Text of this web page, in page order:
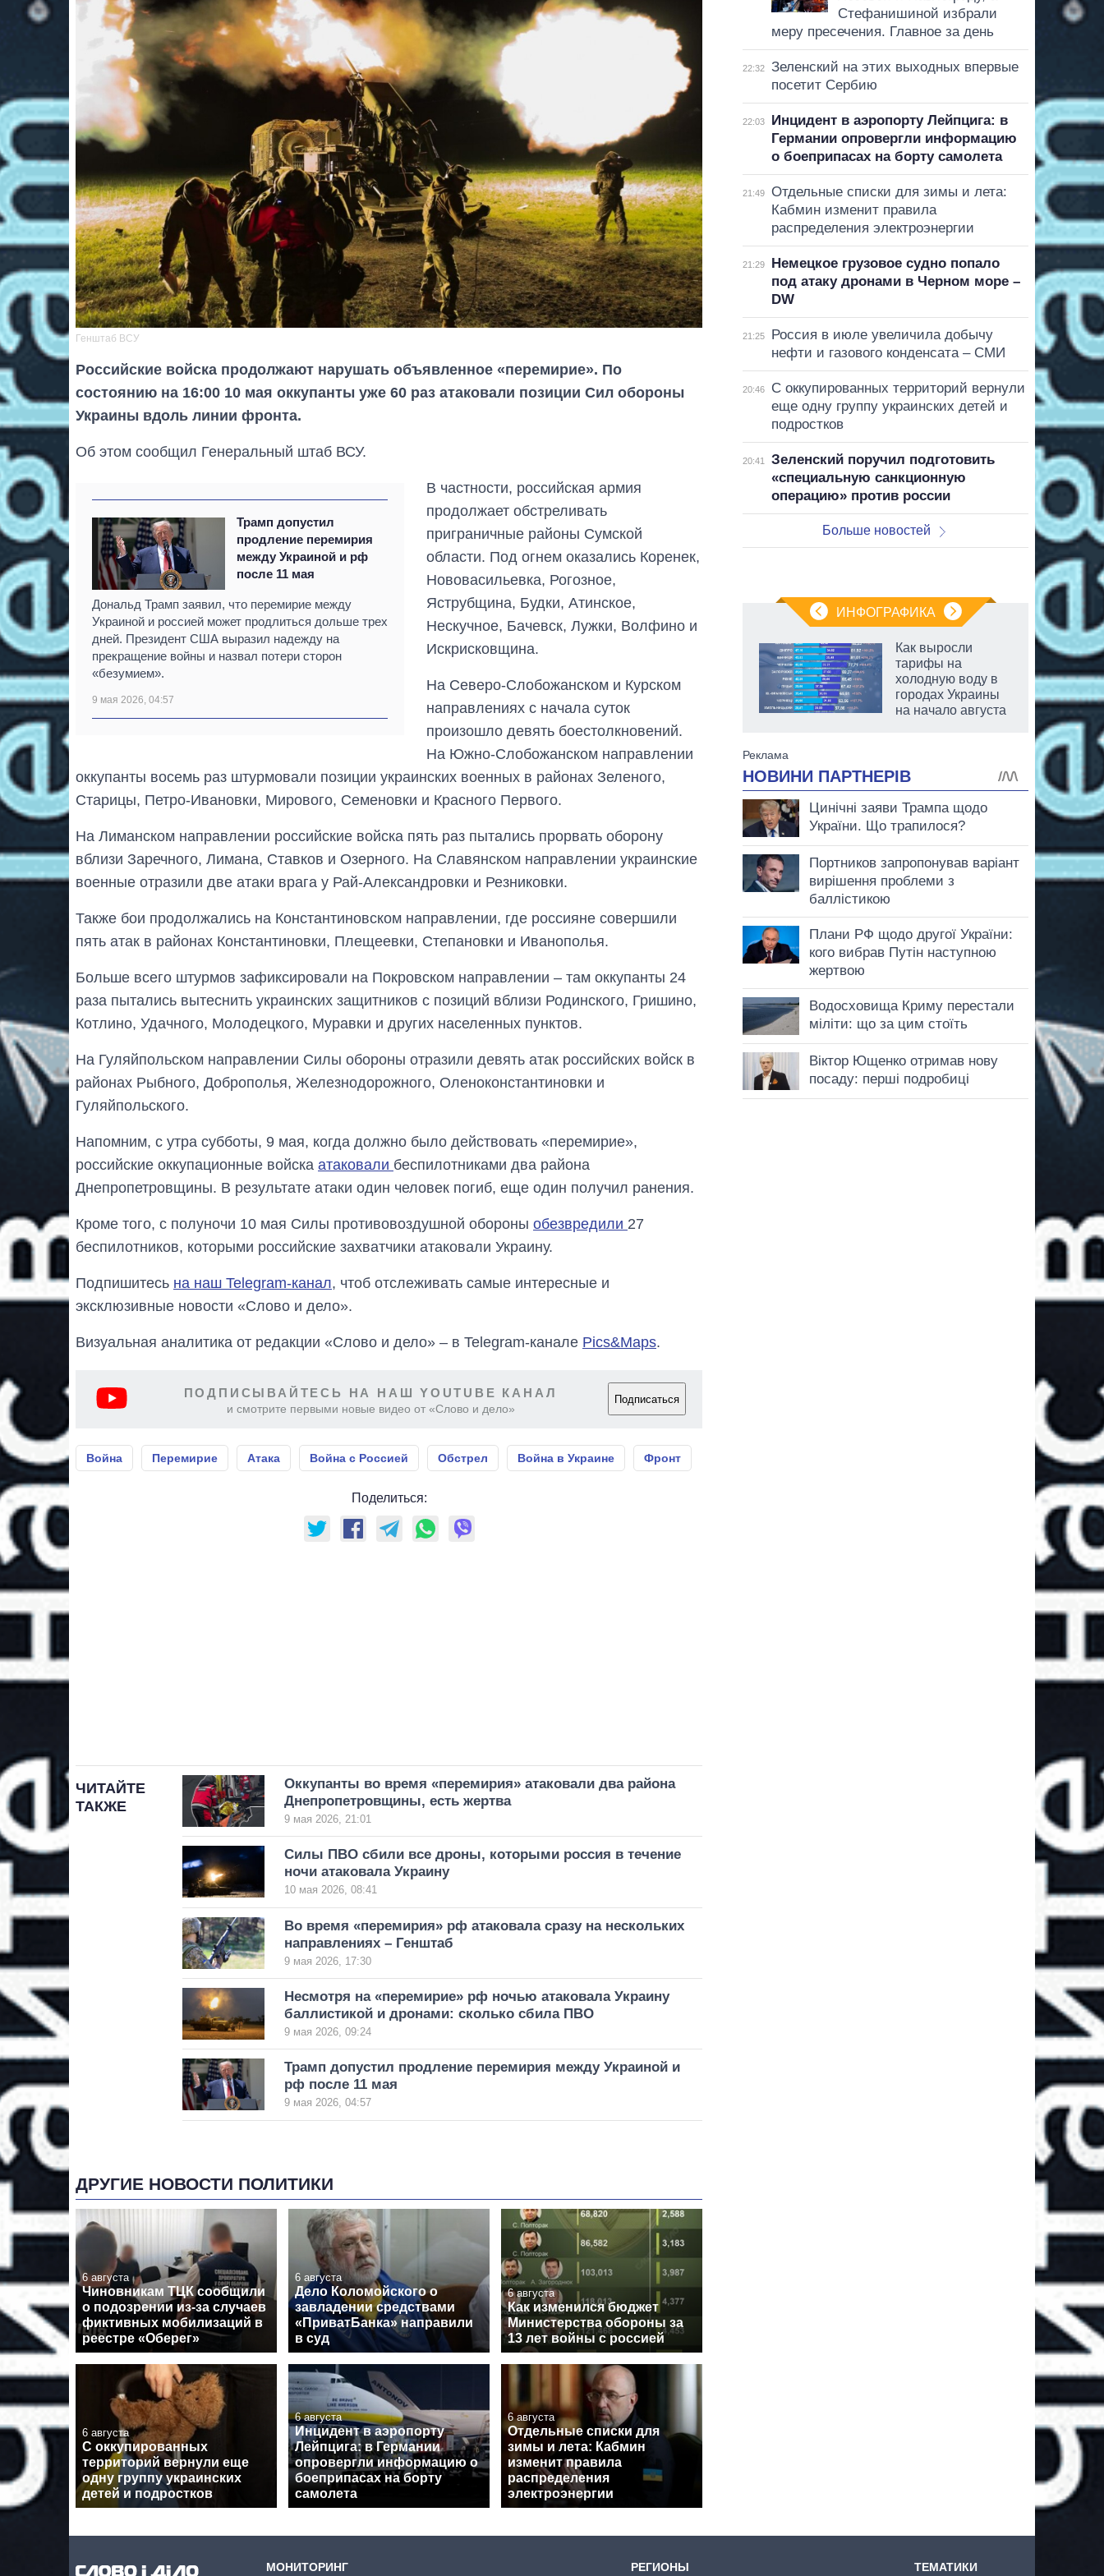
Генштаб ВСУ
Российские войска продолжают нарушать объявленное «перемирие». По
состоянию на 16:00 10 мая оккупанты уже 60 раз атаковали позиции Сил обороны
Украины вдоль линии фронта.
Об этом сообщил Генеральный штаб ВСУ.
Трамп допустил
продление перемирия
между Украиной и рф
после 11 мая
Дональд Трамп заявил, что перемирие между
Украиной и россией может продлиться дольше трех
дней. Президент США выразил надежду на
прекращение войны и назвал потери сторон
«безумием».
9 мая 2026, 04:57
В частности, российская армия
продолжает обстреливать
приграничные районы Сумской
области. Под огнем оказались Коренек,
Нововасильевка, Рогозное,
Яструбщина, Будки, Атинское,
Нескучное, Бачевск, Лужки, Волфино и
Искрисковщина.
На Северо-Слобожанском и Курском
направлениях с начала суток
произошло девять боестолкновений.
На Южно-Слобожанском направлении
оккупанты восемь раз штурмовали позиции украинских военных в районах Зеленого,
Старицы, Петро-Ивановки, Мирового, Семеновки и Красного Первого.
На Лиманском направлении российские войска пять раз пытались прорвать оборону
вблизи Заречного, Лимана, Ставков и Озерного. На Славянском направлении украинские
военные отразили две атаки врага у Рай-Александровки и Резниковки.
Также бои продолжались на Константиновском направлении, где россияне совершили
пять атак в районах Константиновки, Плещеевки, Степановки и Иванополья.
Больше всего штурмов зафиксировали на Покровском направлении – там оккупанты 24
раза пытались вытеснить украинских защитников с позиций вблизи Родинского, Гришино,
Котлино, Удачного, Молодецкого, Муравки и других населенных пунктов.
На Гуляйпольском направлении Силы обороны отразили девять атак российских войск в
районах Рыбного, Доброполья, Железнодорожного, Оленоконстантиновки и
Гуляйпольского.
Напомним, с утра субботы, 9 мая, когда должно было действовать «перемирие»,
российские оккупационные войска атаковали беспилотниками два района
Днепропетровщины. В результате атаки один человек погиб, еще один получил ранения.
Кроме того, с полуночи 10 мая Силы противовоздушной обороны обезвредили 27
беспилотников, которыми российские захватчики атаковали Украину.
Подпишитесь на наш Telegram-канал, чтоб отслеживать самые интересные и
эксклюзивные новости «Слово и дело».
Визуальная аналитика от редакции «Слово и дело» – в Telegram-канале Pics&Maps.
ПОДПИСЫВАЙТЕСЬ НА НАШ YOUTUBE КАНАЛ
и смотрите первыми новые видео от «Слово и дело»
Подписаться
Война Перемирие Атака Война с Россией Обстрел Война в Украине Фронт
Поделиться:
ЧИТАЙТЕ
ТАКЖЕ
Оккупанты во время «перемирия» атаковали два района
Днепропетровщины, есть жертва
9 мая 2026, 21:01
Силы ПВО сбили все дроны, которыми россия в течение
ночи атаковала Украину
10 мая 2026, 08:41
Во время «перемирия» рф атаковала сразу на нескольких
направлениях – Генштаб
9 мая 2026, 17:30
Несмотря на «перемирие» рф ночью атаковала Украину
баллистикой и дронами: сколько сбила ПВО
9 мая 2026, 09:24
Трамп допустил продление перемирия между Украиной и
рф после 11 мая
9 мая 2026, 04:57
ДРУГИЕ НОВОСТИ ПОЛИТИКИ
6 августа
Чиновникам ТЦК сообщили
о подозрении из-за случаев
фиктивных мобилизаций в
реестре «Оберег»
6 августа
Дело Коломойского о
завладении средствами
«ПриватБанка» направили
в суд
6 августа
Как изменился бюджет
Министерства обороны за
13 лет войны с россией
6 августа
С оккупированных
территорий вернули еще
одну группу украинских
детей и подростков
6 августа
Инцидент в аэропорту
Лейпцига: в Германии
опровергли информацию о
боеприпасах на борту
самолета
6 августа
Отдельные списки для
зимы и лета: Кабмин
изменит правила
распределения
электроэнергии
Стефанишиной избрали
меру пресечения. Главное за день
22:32
Зеленский на этих выходных впервые
посетит Сербию
22:03
Инцидент в аэропорту Лейпцига: в
Германии опровергли информацию
о боеприпасах на борту самолета
21:49
Отдельные списки для зимы и лета:
Кабмин изменит правила
распределения электроэнергии
21:29
Немецкое грузовое судно попало
под атаку дронами в Черном море –
DW
21:25
Россия в июле увеличила добычу
нефти и газового конденсата – СМИ
20:46
С оккупированных территорий вернули
еще одну группу украинских детей и
подростков
20:41
Зеленский поручил подготовить
«специальную санкционную
операцию» против россии
Больше новостей
ИНФОГРАФИКА
выращивали в
Украине до и во
время большой
войны
Как выросли
тарифы на
холодную воду в
городах Украины
на начало августа
МОНИТОРИНГ РЕГИОНЫ ТЕМАТИКИ